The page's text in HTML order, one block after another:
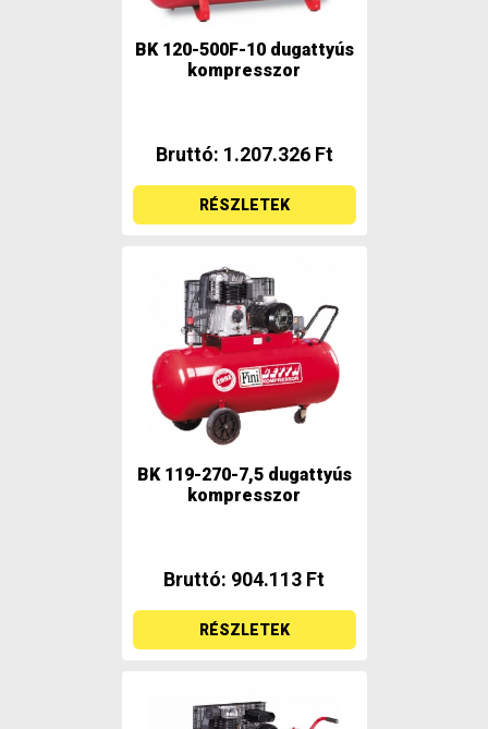
BK 120-500F-10 dugattyús
kompresszor
Bruttó: 1.207.326 Ft
RÉSZLETEK
BK 119-270-7,5 dugattyús
kompresszor
Bruttó: 904.113 Ft
RÉSZLETEK